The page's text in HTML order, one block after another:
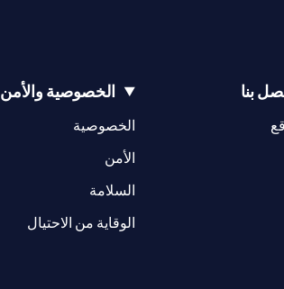
بنا
(opens in a new tab)
الخصوصية والأمن
الخصوصية
الأمن
السلامة
الوقاية من الاحتيال